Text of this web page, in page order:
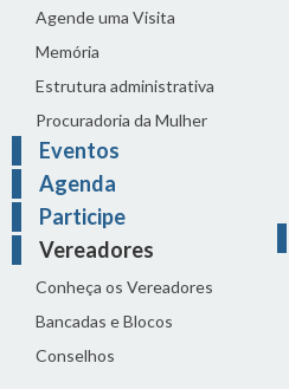
Agende uma Visita
Memória
Estrutura administrativa
Procuradoria da Mulher
Eventos
Agenda
Participe
Vereadores
Conheça os Vereadores
Bancadas e Blocos
Conselhos